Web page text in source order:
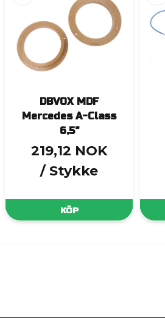
DBVOX MDF
Mercedes A-Class
6,5"
219,12 NOK
/ Stykke
KÖP